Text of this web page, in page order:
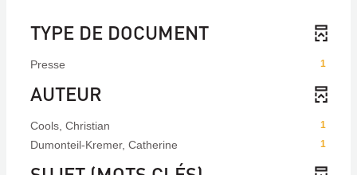
TYPE DE DOCUMENT
1
Presse
AUTEUR
1
Cools, Christian
1
Dumonteil-Kremer, Catherine